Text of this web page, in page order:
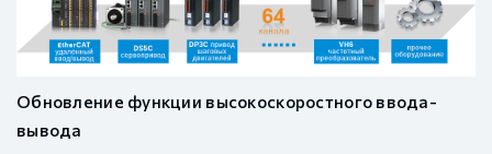
Обновление функции высокоскоростного ввода-
вывода